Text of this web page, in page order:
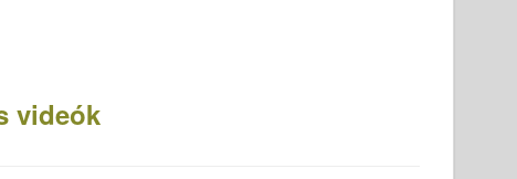
videók